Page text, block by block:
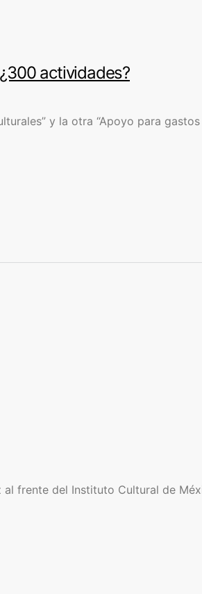
actividades?
y la otra “Apoyo para
frente del Instituto Cultural de